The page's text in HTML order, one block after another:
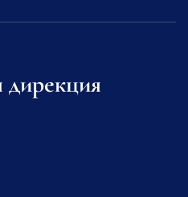
дирекция